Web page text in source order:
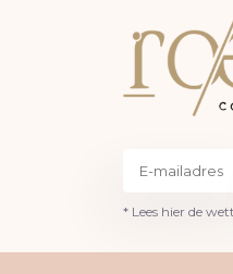
* Lees hier de